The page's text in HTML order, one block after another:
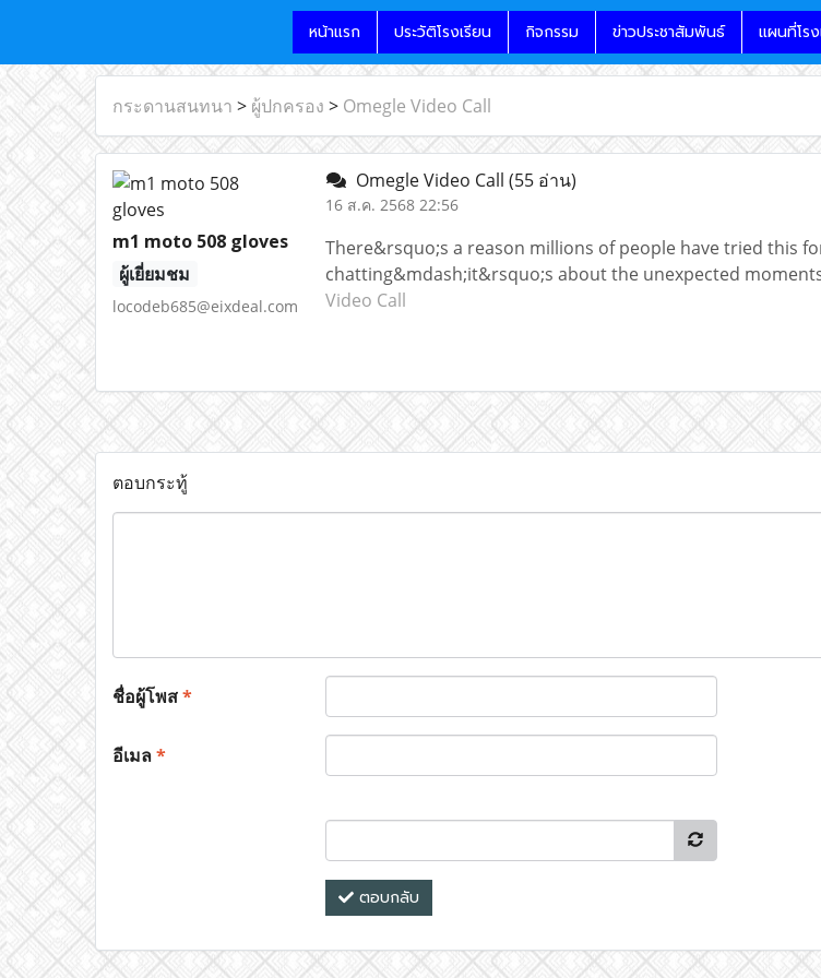
หน้าแรก ประวัติโรงเรียน กิจกรรม ข่าวประชาสัมพันธ์ แผนที่โร
กระดานสนทนา > ผู้ปกครอง > Omegle Video Call
m1 moto 508 gloves
ผู้เยี่ยมชม
locodeb685@eixdeal.com
Omegle Video Call (55 อ่าน)
16 ส.ค. 2568 22:56
There&rsquo;s a reason millions of people have tried this
chatting&mdash;it&rsquo;s about the unexpected
Video Call
ตอบกระทู้
ชื่อผู้โพส*
อีเมล*
ตอบกลับ